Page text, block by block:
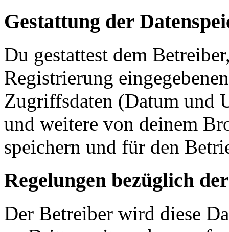
Gestattung der
Du gestattest dem
Registrierung
Zugriffsdaten (Datum und
und weitere von deinem
speichern und für den
Regelungen bezüglich
Der Betreiber wird diese